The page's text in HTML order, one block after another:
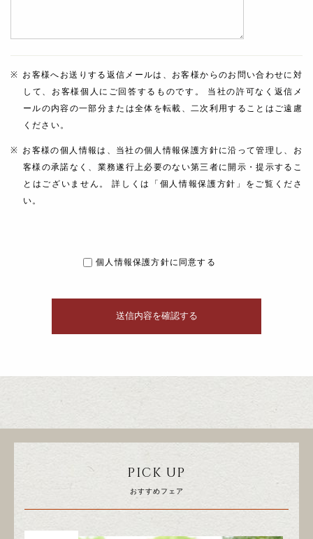
お客様へお送りする返信メールは、お客様からのお問い合わせに対
して、お客様個人にご回答するものです。 当社の許可なく返信メ
ールの内容の一部分または全体を転載、二次利用することはご遠慮
ください。
お客様の個人情報は、当社の個人情報保護方針に沿って管理し、お
客様の承諾なく、業務遂行上必要のない第三者に開示・提示するこ
とはございません。 詳しくは「個人情報保護方針」をご覧くださ
い。
個人情報保護方針に同意する
PICK UP
おすすめフェア